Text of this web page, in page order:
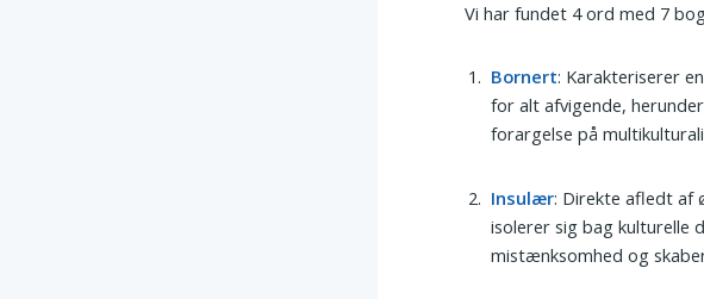
Vi har fundet 4 ord med 7
Bornert: Karakteriserer
for alt afvigende,
forargelse på
Insulær: Direkte afledt af
isolerer sig bag kulturelle
mistænksomhed og